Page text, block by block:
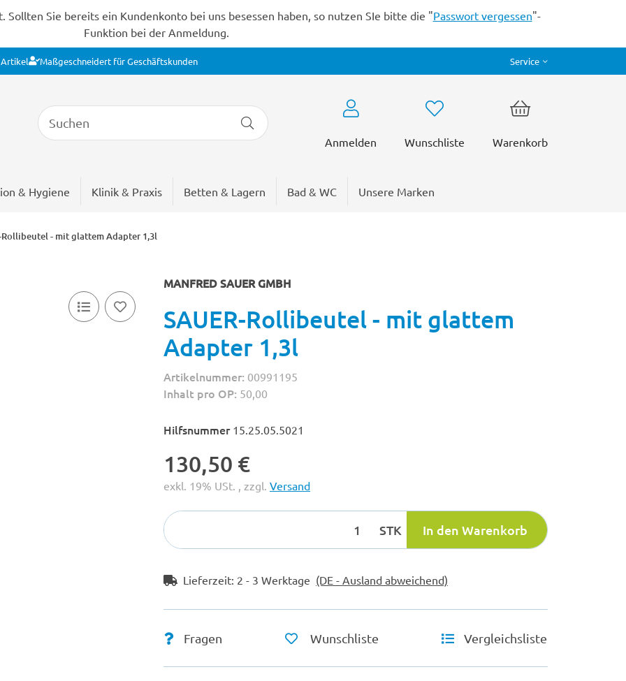
Sie bereits ein Kundenkonto bei uns besessen haben, so nutzen SIe bitte die "Passwort vergessen"-
Funktion bei der Anmeldung.
Artikel Maßgeschneidert für Geschäftskunden Service
Anmelden Wunschliste Warenkorb
& Hygiene Klinik & Praxis Betten & Lagern Bad & WC Unsere Marken
Rollibeutel - mit glattem Adapter 1,3l
MANFRED SAUER GMBH
SAUER-Rollibeutel - mit glattem
Adapter 1,3l
Artikelnummer: 00991195
Inhalt pro OP: 50,00
Hilfsnummer 15.25.05.5021
130,50 €
exkl. 19% USt. , zzgl. Versand
STK In den Warenkorb
Lieferzeit: 2 - 3 Werktage (DE - Ausland abweichend)
Fragen Wunschliste Vergleichsliste